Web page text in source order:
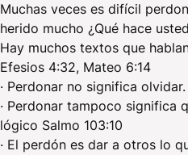
Muchas veces es difícil
herido mucho ¿Qué hace
Hay muchos textos que
Efesios 4:32, Mateo 6:14
· Perdonar no significa olvidar.
· Perdonar tampoco significa
lógico Salmo 103:10
· El perdón es dar a otros lo